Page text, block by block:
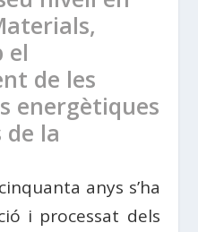
el
de les
energètiques
de la
anys s’ha
i processat dels